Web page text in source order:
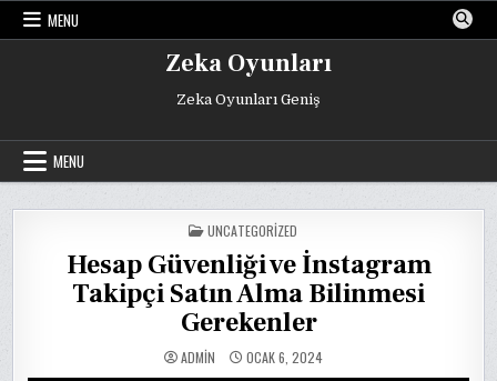
Skip
MENU
Zeka Oyunları
Zeka Oyunları Geniş
MENU
POSTED
IN
UNCATEGORIZED
Hesap Güvenliği ve İnstagram
Takipçi Satın Alma Bilinmesi
Gerekenler
ADMIN OCAK 6, 2024